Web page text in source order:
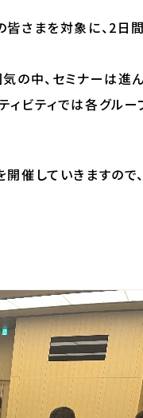
さまを対象に、2日
の中、セミナーは進
ビティでは各グル
催していきますので